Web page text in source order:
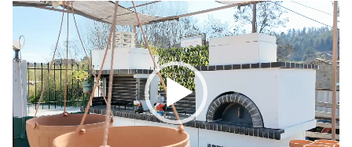
Πρόγραμμα
Αναπαραγωγής
Βίντεο